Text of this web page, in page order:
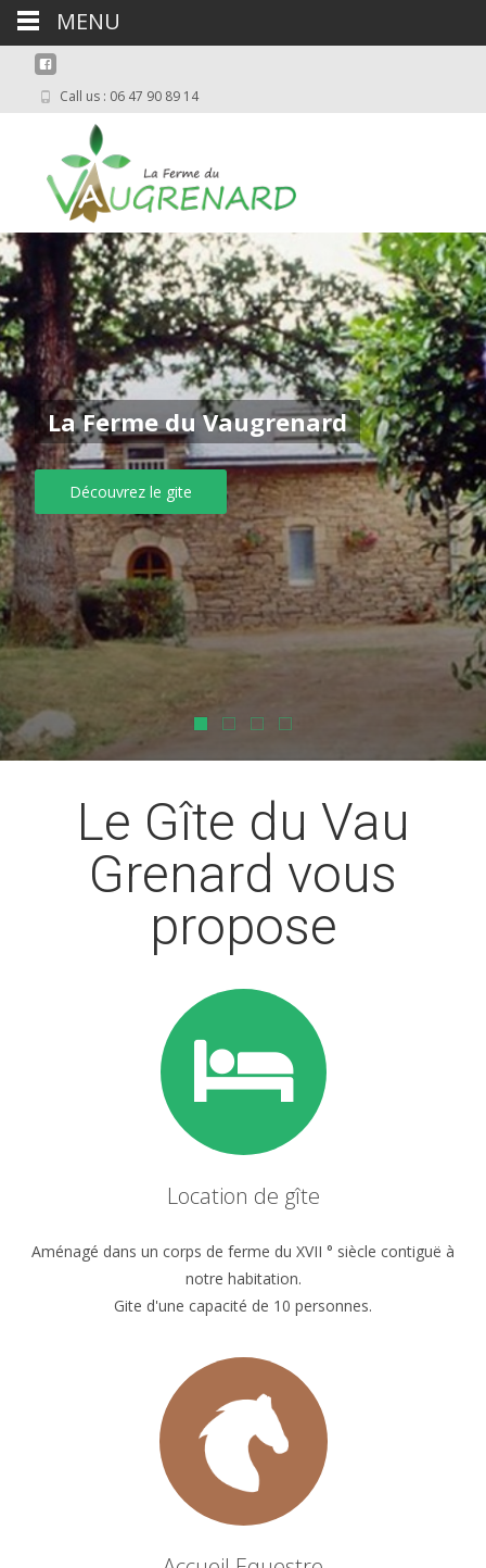
Call us : 06 47 90 89 14
La Ferme du Vaugrenard
Découvrez le gite
Le Gîte du Vau
Grenard vous
propose
Location de gîte
Aménagé dans un corps de ferme du XVII ° siècle contiguë à
notre habitation.
Gite d'une capacité de 10 personnes.
MENU